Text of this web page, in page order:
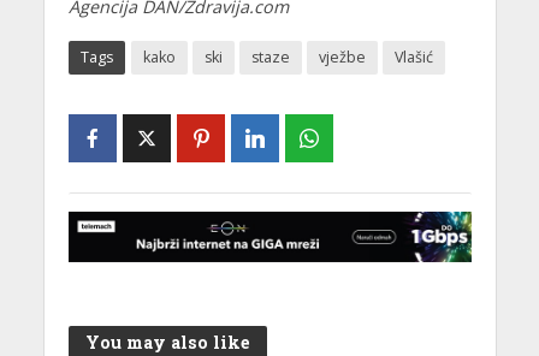
Agencija DAN/Zdravija.com
Tags kako ski staze vježbe Vlašić
You may also like